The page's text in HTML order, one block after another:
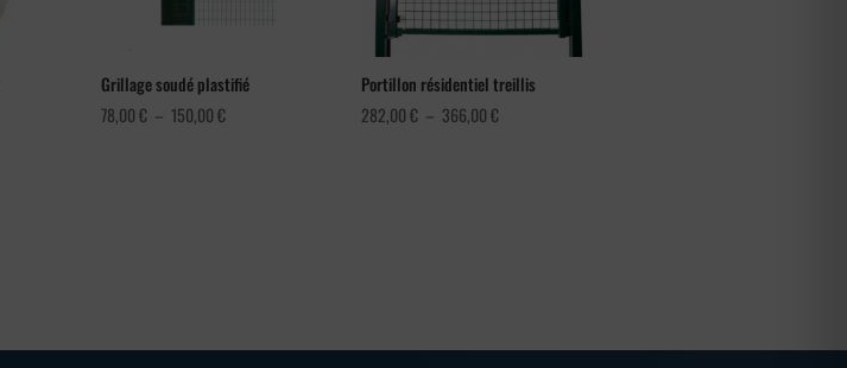
Grillage soudé plastifié
78,00€ – 150,00€Plage
Portillon résidentiel treillis
282,00€ – 366,00€Plage